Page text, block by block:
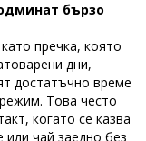
бързо
пречка, която
дни,
достатъчно време
Това често
когато се казва
чай заедно без